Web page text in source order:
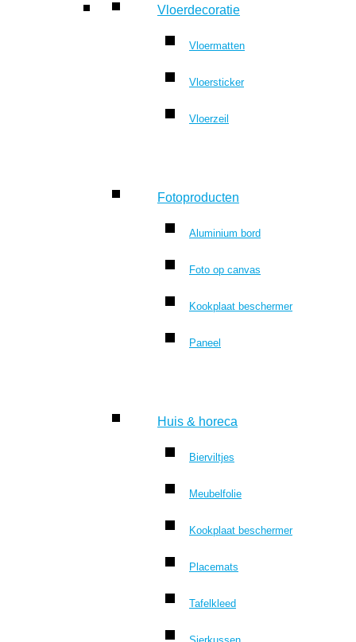
Vloerdecoratie
Vloermatten
Vloersticker
Vloerzeil
Fotoproducten
Aluminium bord
Foto op canvas
Kookplaat beschermer
Paneel
Huis & horeca
Bierviltjes
Meubelfolie
Kookplaat beschermer
Placemats
Tafelkleed